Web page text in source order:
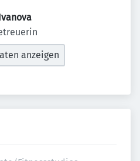
anzeigen